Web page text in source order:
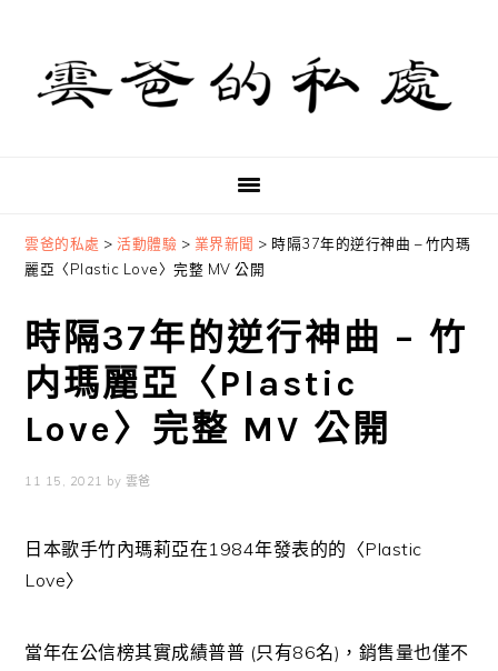
primary
navigation
content
primary
sidebar
雲爸的私處 >活動體驗 > 業界新聞 > 時隔37年的逆行神曲 – 竹内瑪
麗亞〈Plastic Love〉完整 MV 公開
時隔37年的逆行神曲 – 竹
内瑪麗亞〈Plastic
Love〉完整 MV 公開
11 15, 2021 by 雲爸
日本歌手竹內瑪莉亞在1984年發表的的〈Plastic
Love〉
當年在公信榜其實成績普普 (只有86名)，銷售量也僅不